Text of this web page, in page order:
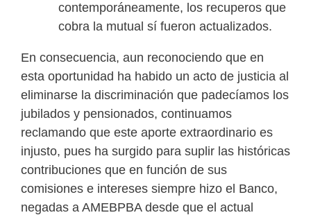
contemporáneamente, los recuperos que
cobra la mutual sí fueron actualizados.
En consecuencia, aun reconociendo que en
esta oportunidad ha habido un acto de justicia al
eliminarse la discriminación que padecíamos los
jubilados y pensionados, continuamos
reclamando que este aporte extraordinario es
injusto, pues ha surgido para suplir las históricas
contribuciones que en función de sus
comisiones e intereses siempre hizo el Banco,
negadas a AMEBPBA desde que el actual